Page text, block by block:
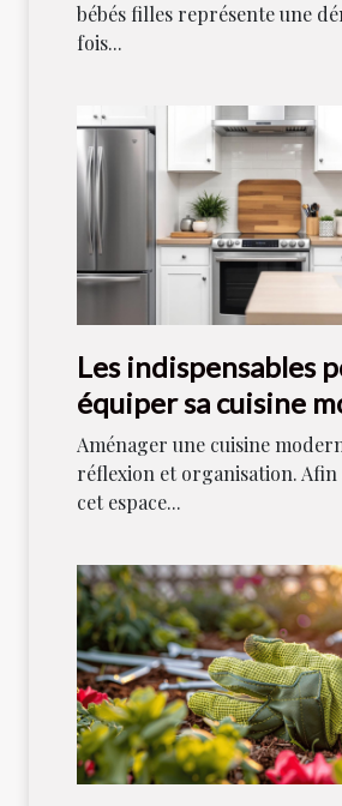
bébés filles représente une
fois...
Les indispensables
équiper sa cuisine
Aménager une cuisine
réflexion et organisation. Afin
cet espace...